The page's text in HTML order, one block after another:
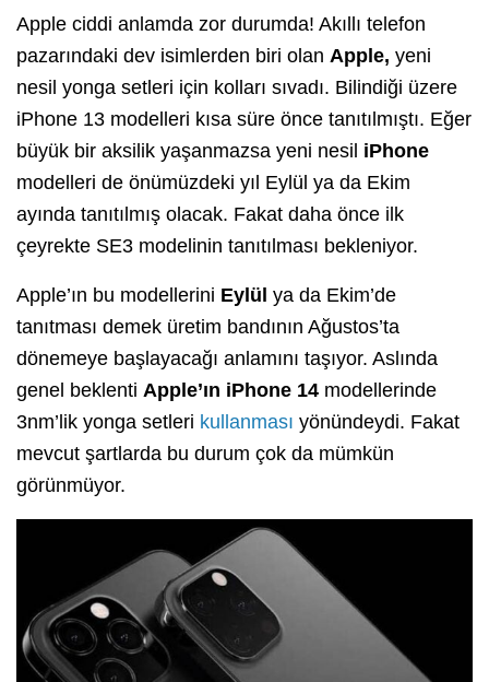
Apple ciddi anlamda zor durumda! Akıllı telefon
pazarındaki dev isimlerden biri olan Apple, yeni
nesil yonga setleri için kolları sıvadı. Bilindiği üzere
iPhone 13 modelleri kısa süre önce tanıtılmıştı. Eğer
büyük bir aksilik yaşanmazsa yeni nesil iPhone
modelleri de önümüzdeki yıl Eylül ya da Ekim
ayında tanıtılmış olacak. Fakat daha önce ilk
çeyrekte SE3 modelinin tanıtılması bekleniyor.
Apple’ın bu modellerini Eylül ya da Ekim’de
tanıtması demek üretim bandının Ağustos’ta
dönemeye başlayacağı anlamını taşıyor. Aslında
genel beklenti Apple’ın iPhone 14 modellerinde
3nm’lik yonga setleri kullanması yönündeydi. Fakat
mevcut şartlarda bu durum çok da mümkün
görünmüyor.